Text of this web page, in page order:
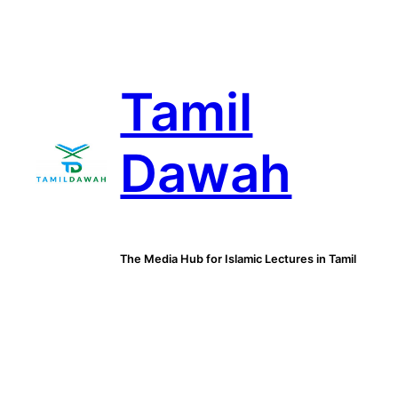
Tamil
Dawah
The Media Hub for Islamic Lectures in Tamil